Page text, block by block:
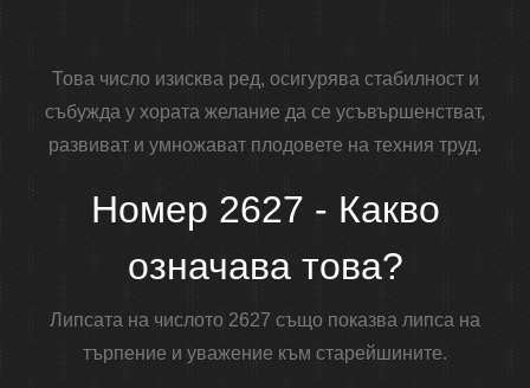
Това число изисква ред, осигурява стабилност и
събужда у хората желание да се усъвършенстват,
развиват и умножават плодовете на техния труд.
Номер 2627 - Какво
означава това?
Липсата на числото 2627 също показва липса на
търпение и уважение към старейшините.